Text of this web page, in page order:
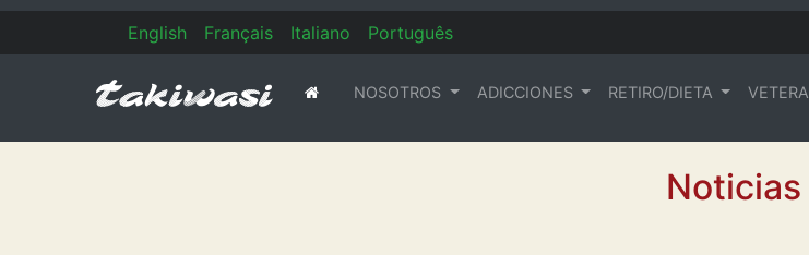
English Français Italiano Português
NOSOTROS ADICCIONES RETIRO/DIETA
Noticias